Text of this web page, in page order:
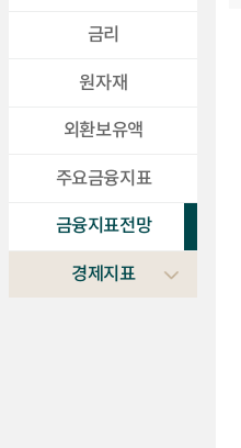
금리
원자재
외환보유액
주요금융지표
금융지표전망
경제지표